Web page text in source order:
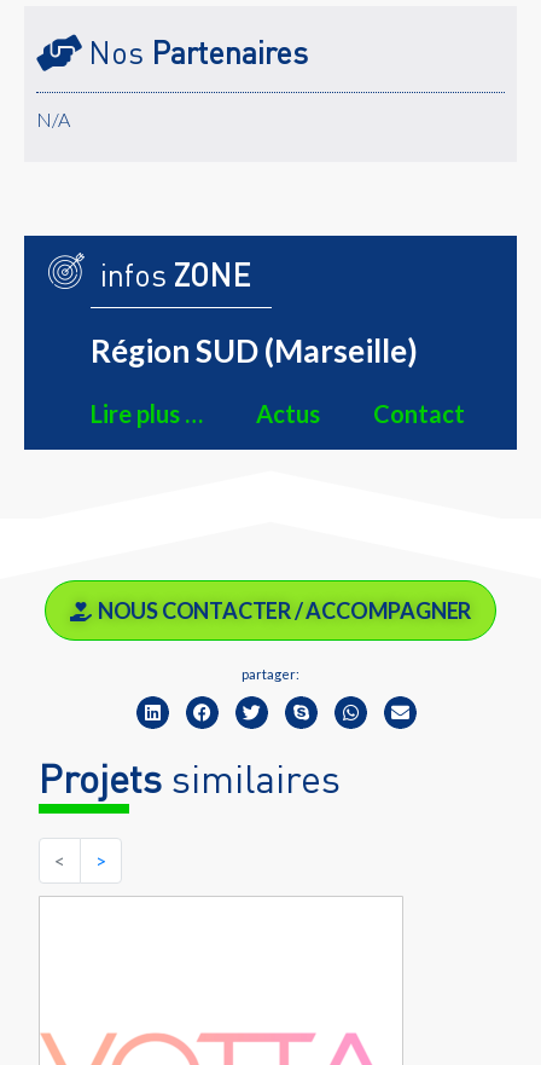
Nos Partenaires
N/A
infos ZONE
Région SUD (Marseille)
Lire plus … Actus Contact
NOUS CONTACTER / ACCOMPAGNER
partager:
Projets similaires
< >